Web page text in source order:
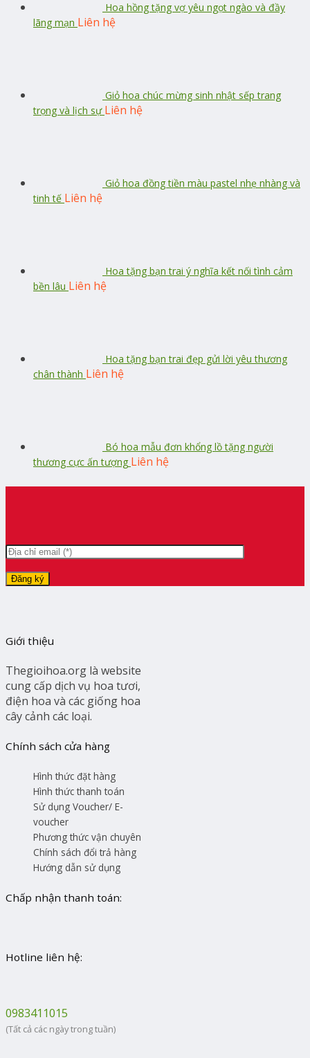
Hoa hồng tặng vợ yêu ngọt ngào và đầy
lãng mạn Liên hệ
Giỏ hoa chúc mừng sinh nhật sếp trang
trọng và lịch sự Liên hệ
Giỏ hoa đồng tiền màu pastel nhẹ nhàng và
tinh tế Liên hệ
Hoa tặng bạn trai ý nghĩa kết nối tình cảm
bền lâu Liên hệ
Hoa tặng bạn trai đẹp gửi lời yêu thương
chân thành Liên hệ
Bó hoa mẫu đơn khổng lồ tặng người
thương cực ấn tượng Liên hệ
Giới thiệu
Thegioihoa.org là website
cung cấp dịch vụ hoa tươi,
điện hoa và các giống hoa
cây cảnh các loại.
Chính sách cửa hàng
Hình thức đặt hàng
Hình thức thanh toán
Sử dụng Voucher/ E-
voucher
Phương thức vận chuyên
Chính sách đổi trả hàng
Hướng dẫn sử dụng
Chấp nhận thanh toán:
Hotline liên hệ:
0983411015
(Tất cả các ngày trong tuần)